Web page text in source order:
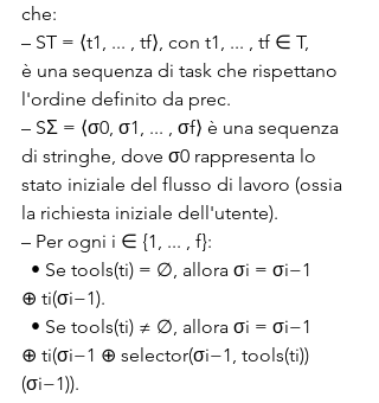
che:
– ST = ⟨t1, ... , tf⟩, con t1, ... , tf ∈ T,
è una sequenza di task che rispettano
l'ordine definito da prec.
– SΣ = ⟨σ0, σ1, ... , σf⟩ è una sequenza
di stringhe, dove σ0 rappresenta lo
stato iniziale del flusso di lavoro (ossia
la richiesta iniziale dell'utente).
– Per ogni i ∈ {1, ... , f}:
• Se tools(ti) = ∅, allora σi = σi−1
⊕ ti(σi−1).
• Se tools(ti) ≠ ∅, allora σi = σi−1
⊕ ti(σi−1 ⊕ selector(σi−1, tools(ti))
(σi−1)).